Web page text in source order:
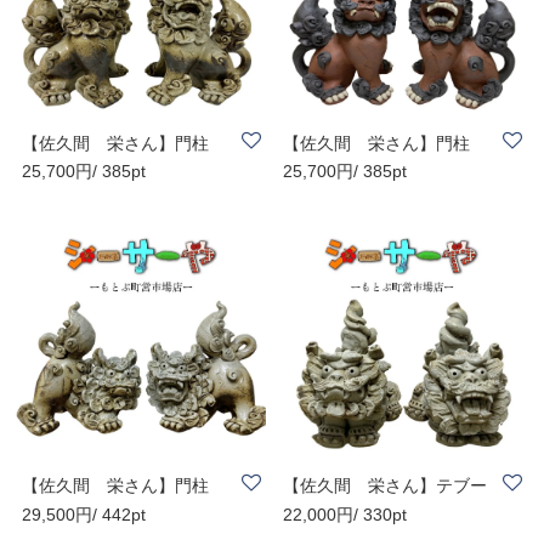
【佐久間 栄さん】門柱
（立）灰 H200 | ..
25,700円/ 385pt
【佐久間 栄さん】門柱
（立）3色 黒 H2..
25,700円/ 385pt
【佐久間 栄さん】門柱
（横）灰 H200 | ..
29,500円/ 442pt
【佐久間 栄さん】テブー
ペアシーサー大..
22,000円/ 330pt